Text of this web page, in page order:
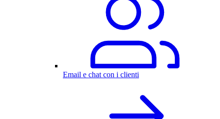
Email e chat con i clienti